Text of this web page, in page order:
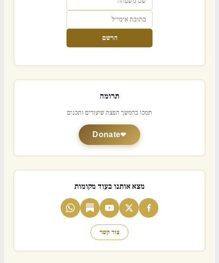
הרשם
תרומה
תמכו בהמשך הפצת שיעורים ותכנים
Donate
מצא אותנו בעוד מקומות
צור קשר